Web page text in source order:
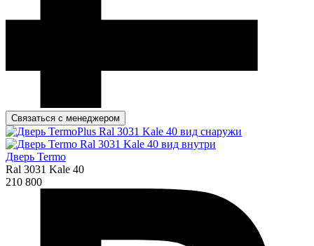
Связаться с менеджером
Дверь Termo
Ral 3031 Kale 40
210 800